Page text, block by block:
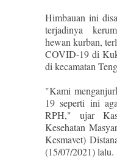
Himbauan ini
terjadinya
hewan kurban,
COVID-19 di
di kecamatan
"Kami
19 seperti ini
RPH," ujar
Kesehatan
Kesmavet)
(15/07/2021) lalu.